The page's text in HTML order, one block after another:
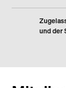
und der